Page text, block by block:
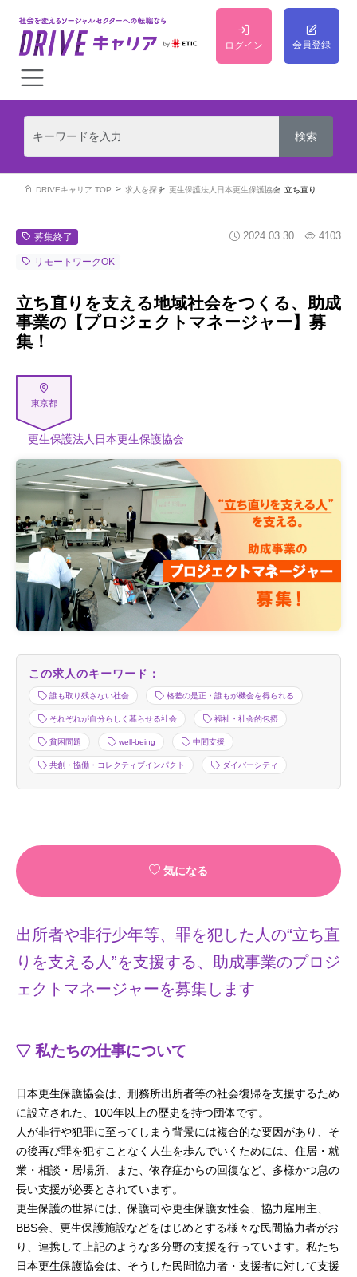
ログイン 会員登録
DRIVEキャリア TOP 求人を探す 更生保護法人日本更生保護協会 立ち直りを支える地域社会をつくる、助成事業の【プロジェクトマネージャー】募集！
募集終了
リモートワークOK
2024.03.30 4103
立ち直りを支える地域社会をつくる、助成
事業の【プロジェクトマネージャー】募
集！
東京都
更生保護法人日本更生保護協会
この求人のキーワード：
誰も取り残さない社会 格差の是正・誰もが機会を得られる
それぞれが自分らしく暮らせる社会 福祉・社会的包摂
貧困問題 well-being 中間支援
共創・協働・コレクティブインパクト ダイバーシティ
気になる
出所者や非行少年等、罪を犯した人の“立ち直
りを支える人”を支援する、助成事業のプロジ
ェクトマネージャーを募集します
私たちの仕事について
日本更生保護協会は、刑務所出所者等の社会復帰を支援するため
に設立された、100年以上の歴史を持つ団体です。
人が非行や犯罪に至ってしまう背景には複合的な要因があり、そ
の後再び罪を犯すことなく人生を歩んでいくためには、住居・就
業・相談・居場所、また、依存症からの回復など、多様かつ息の
長い支援が必要とされています。
更生保護の世界には、保護司や更生保護女性会、協力雇用主、
BBS会、更生保護施設などをはじめとする様々な民間協力者がお
り、連携して上記のような多分野の支援を行っています。私たち
日本更生保護協会は、そうした民間協力者・支援者に対して支援